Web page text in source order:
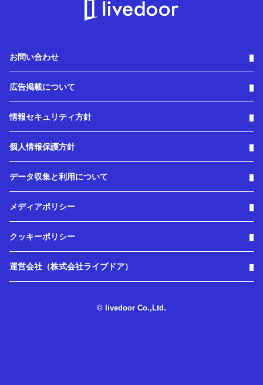
お問い合わせ
広告掲載について
情報セキュリティ方針
個人情報保護方針
データ収集と利用について
メディアポリシー
クッキーポリシー
運営会社（株式会社ライブドア）
© livedoor Co.,Ltd.